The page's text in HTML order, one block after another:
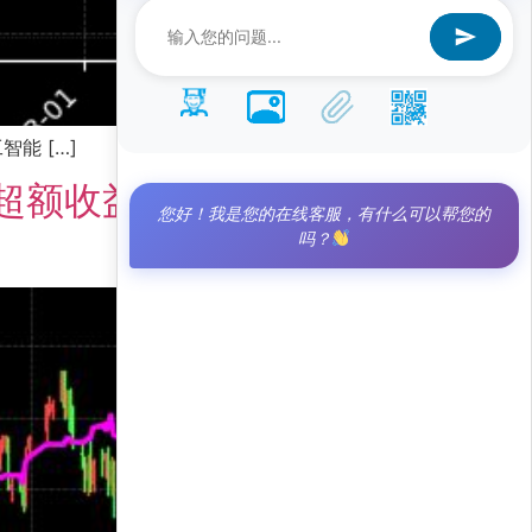
智能 […]
额收益，年化270%引
您好！我是您的在线客服，有什么可以帮您的
吗？